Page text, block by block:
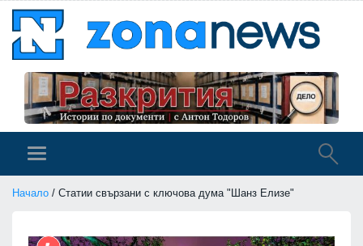
Начало / Статии свързани с ключова дума "Шанз Елизе"